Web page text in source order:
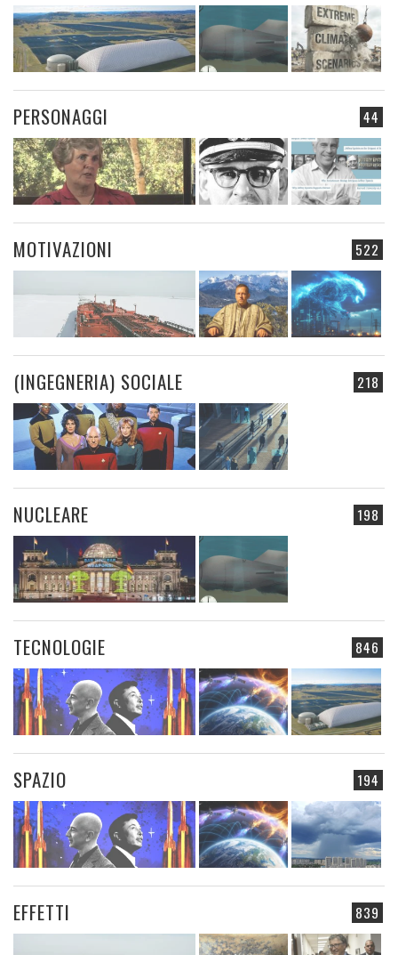
44
PERSONAGGI
522
MOTIVAZIONI
218
(INGEGNERIA) SOCIALE
198
NUCLEARE
846
TECNOLOGIE
194
SPAZIO
839
EFFETTI